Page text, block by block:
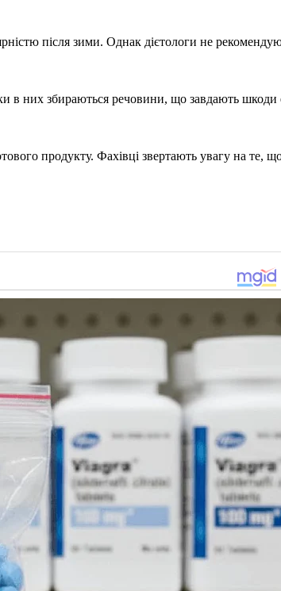
після зими. Однак дієтологи не
в них збираються речовини, що завдають шкоди
продукту. Фахівці звертають увагу на те,